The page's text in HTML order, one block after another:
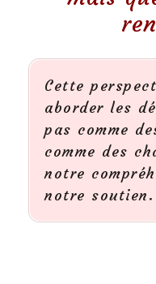
Cette
aborder les
pas comme
comme des
notre
notre soutien.